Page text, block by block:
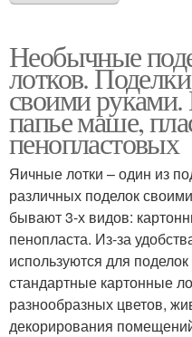
Необычные
лотков.
своими руками.
папье маше,
пенопластовых
Яичные лотки – один из
различных поделок
бывают 3-х видов:
пенопласта. Из-за
используются для
стандартные картонные
разнообразных цветов,
декорирования